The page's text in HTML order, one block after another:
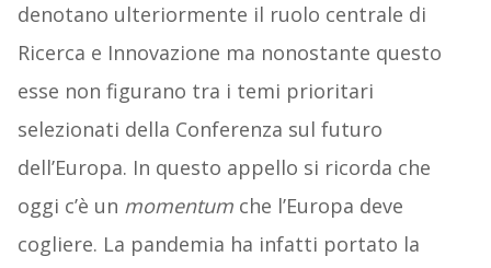
denotano ulteriormente il ruolo centrale di
Ricerca e Innovazione ma nonostante questo
esse non figurano tra i temi prioritari
selezionati della Conferenza sul futuro
dell’Europa. In questo appello si ricorda che
oggi c’è un momentumche l’Europa deve
cogliere. La pandemia ha infatti portato la